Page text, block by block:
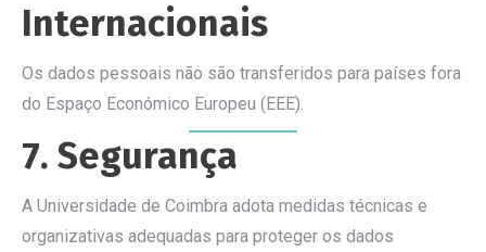
Internacionais
Os dados pessoais não são transferidos para países fora
do Espaço Económico Europeu (EEE).
7. Segurança
A Universidade de Coimbra adota medidas técnicas e
organizativas adequadas para proteger os dados